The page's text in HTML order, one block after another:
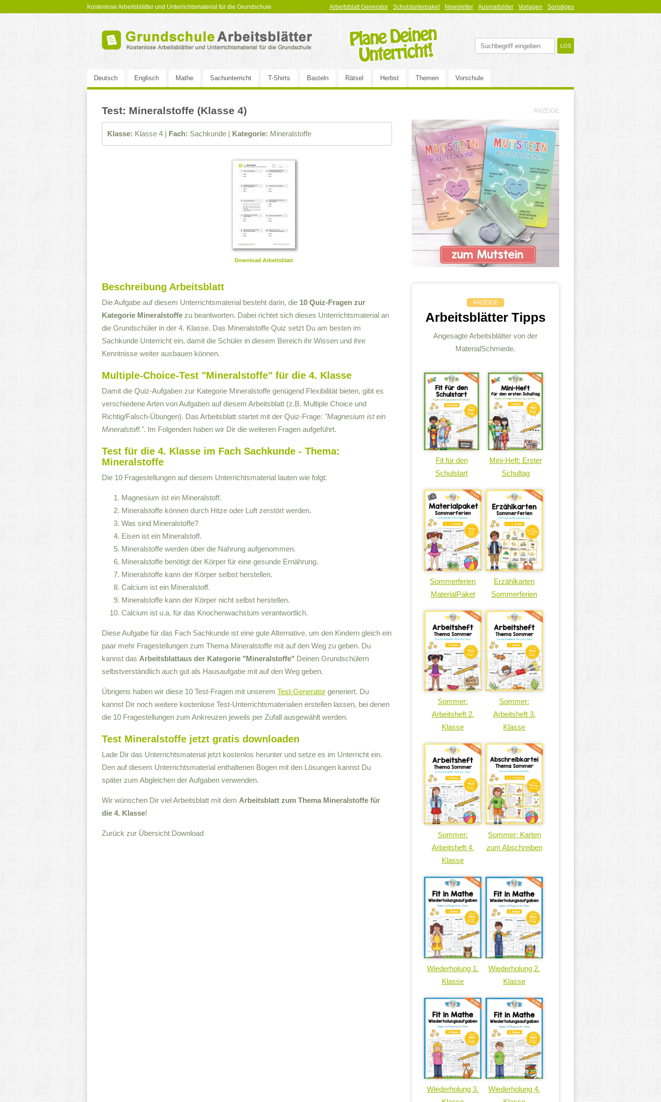
Kostenlose Arbeitsblätter und Unterrichtsmaterial für die Grundschule Sonstiges
Vorlagen
Ausmalbilder
Newsletter
Schulstarterpaket
Arbeitsblatt Generator
Deutsch Englisch Mathe Sachunterricht T-Shirts Basteln Rätsel Herbst Themen Vorschule
Test: Mineralstoffe (Klasse 4)
Klasse: Klasse 4 | Fach: Sachkunde | Kategorie: Mineralstoffe
Download Arbeitsblatt
Beschreibung Arbeitsblatt
Die Aufgabe auf diesem Unterrichtsmaterial besteht darin, die 10 Quiz-Fragen zur
Kategorie Mineralstoffe zu beantworten. Dabei richtet sich dieses Unterrichtsmaterial an
die Grundschüler in der 4. Klasse. Das Mineralstoffe Quiz setzt Du am besten im
Sachkunde Unterricht ein, damit die Schüler in diesem Bereich ihr Wissen und ihre
Kenntnisse weiter ausbauen können.
Multiple-Choice-Test "Mineralstoffe" für die 4. Klasse
Damit die Quiz-Aufgaben zur Kategorie Mineralstoffe genügend Flexibilität bieten, gibt es
verschiedene Arten von Aufgaben auf diesem Arbeitsblatt (z.B. Multiple Choice und
Richtig/Falsch-Übungen). Das Arbeitsblatt startet mit der Quiz-Frage: "Magnesium ist ein
Mineralstoff.". Im Folgenden haben wir Dir die weiteren Fragen aufgeführt.
Test für die 4. Klasse im Fach Sachkunde - Thema:
Mineralstoffe
Die 10 Fragestellungen auf diesem Unterrichtsmaterial lauten wie folgt:
Magnesium ist ein Mineralstoff.
Mineralstoffe können durch Hitze oder Luft zerstört werden.
Was sind Mineralstoffe?
Eisen ist ein Mineralstoff.
Mineralstoffe werden über die Nahrung aufgenommen.
Mineralstoffe benötigt der Körper für eine gesunde Ernährung.
Mineralstoffe kann der Körper selbst herstellen.
Calcium ist ein Mineralstoff.
Mineralstoffe kann der Körper nicht selbst herstellen.
Calcium ist u.a. für das Knochenwachstum verantwortlich.
Diese Aufgabe für das Fach Sachkunde ist eine gute Alternative, um den Kindern gleich ein
paar mehr Fragestellungen zum Thema Mineralstoffe mit auf den Weg zu geben. Du
kannst das Arbeitsblattaus der Kategorie "Mineralstoffe" Deinen Grundschülern
selbstverständlich auch gut als Hausaufgabe mit auf den Weg geben.
Übrigens haben wir diese 10 Test-Fragen mit unserem Test-Generator generiert. Du
kannst Dir noch weitere kostenlose Test-Unterrichtsmaterialien erstellen lassen, bei denen
die 10 Fragestellungen zum Ankreuzen jeweils per Zufall ausgewählt werden.
Test Mineralstoffe jetzt gratis downloaden
Lade Dir das Unterrichtsmaterial jetzt kostenlos herunter und setze es im Unterricht ein.
Den auf diesem Unterrichtsmaterial enthaltenen Bogen mit den Lösungen kannst Du
später zum Abgleichen der Aufgaben verwenden.
Wir wünschen Dir viel Arbeitsblatt mit dem Arbeitsblatt zum Thema Mineralstoffe für
die 4. Klasse!
Zurück zur Übersicht Download
ANZEIGE
ANZEIGE
Arbeitsblätter Tipps
Angesagte Arbeitsblätter von der
MaterialSchmiede.
Fit für den
Schulstart
Mini-Heft: Erster
Schultag
Sommerferien
MaterialPaket
Erzählkarten
Sommerferien
Sommer:
Arbeitsheft 2.
Klasse
Sommer:
Arbeitsheft 3.
Klasse
Sommer:
Arbeitsheft 4.
Klasse
Sommer: Karten
zum Abschreiben
Wiederholung 1.
Klasse
Wiederholung 2.
Klasse
Wiederholung 3.
Wiederholung 4.